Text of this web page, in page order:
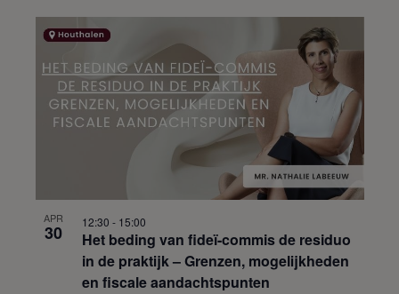
APR
30
Het beding van fideï-commis de residuo
in de praktijk – Grenzen, mogelijkheden
en fiscale aandachtspunten
12:30 - 15:00